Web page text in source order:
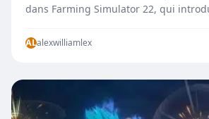
dans Farming Simulator 22, qui
ALalexwilliamlex